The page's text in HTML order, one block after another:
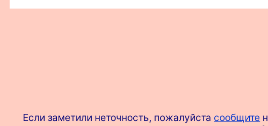
Если заметили неточность, пожалуйста сообщите